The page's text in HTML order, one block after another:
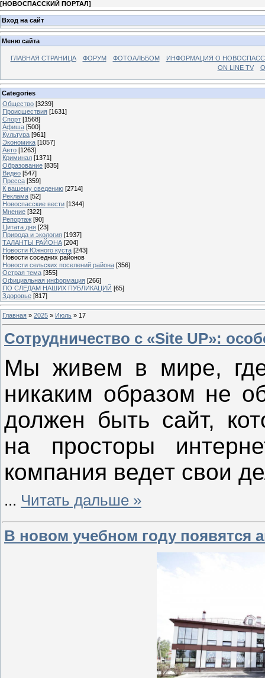
[НОВОСПАССКИЙ ПОРТАЛ]
Вход на сайт
Меню сайта
ГЛАВНАЯ СТРАНИЦА ФОРУМ ФОТОАЛЬБОМ
ИНФОРМАЦИЯ О
ON LINE TV
Categories
Общество [3239]
Происшествия [1631]
Спорт [1568]
Афиша [500]
Культура [961]
Экономика [1057]
Авто [1263]
Криминал [1371]
Образование [835]
Видео [547]
Пресса [359]
К вашему сведению [2714]
Реклама [52]
Новоспасские вести [1344]
Мнение [322]
Репортаж [90]
Цитата дня [23]
Природа и экология [1937]
ТАЛАНТЫ РАЙОНА [204]
Новости Южного куста [243]
Новости соседних районов
Новости сельских поселений района [356]
Острая тема [355]
Официальная информация [266]
ПО СЛЕДАМ НАШИХ ПУБЛИКАЦИЙ [65]
Здоровье [817]
Главная » 2025 » Июль » 17
Сотрудничество с «Site UP»:
Мы живем в мире,
никаким образом не
должен быть сайт,
на просторы
компания ведет свои
... Читать дальше »
В новом учебном году появятся